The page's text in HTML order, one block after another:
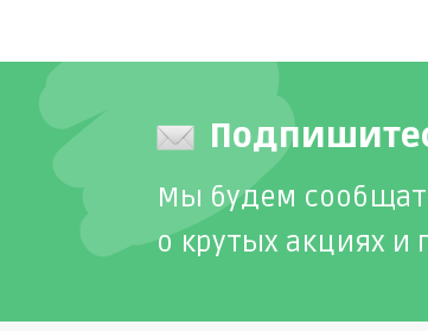
Мы будем
о крутых акциях и